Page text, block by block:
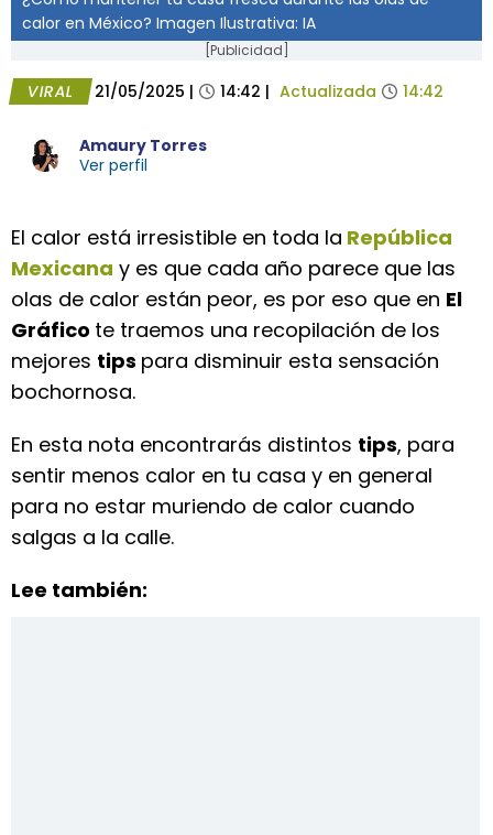
calor en México? Imagen Ilustrativa: IA
[Publicidad]
VIRAL 21/05/2025 | 14:42 | Actualizada 14:42
Amaury Torres
Ver perfil
El calor está irresistible en toda la República
Mexicana y es que cada año parece que las
olas de calor están peor, es por eso que en El
Gráfico te traemos una recopilación de los
mejores tips para disminuir esta sensación
bochornosa.
En esta nota encontrarás distintos tips, para
sentir menos calor en tu casa y en general
para no estar muriendo de calor cuando
salgas a la calle.
Lee también: